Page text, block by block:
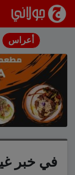
انتقل إلى المحتوى
أعراس
في خبر